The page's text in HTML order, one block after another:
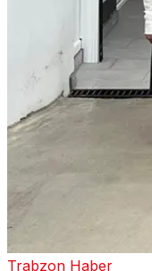
Trabzon Haber